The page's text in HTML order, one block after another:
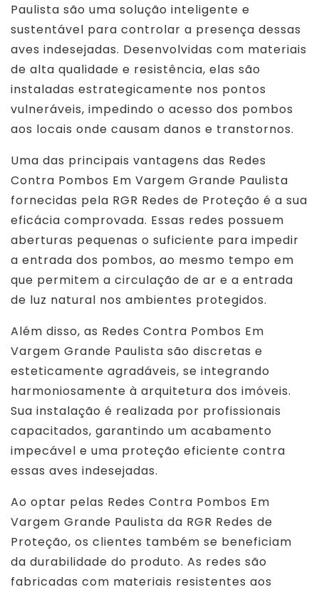
Paulista são uma solução inteligente e
sustentável para controlar a presença dessas
aves indesejadas. Desenvolvidas com materiais
de alta qualidade e resistência, elas são
instaladas estrategicamente nos pontos
vulneráveis, impedindo o acesso dos pombos
aos locais onde causam danos e transtornos.
Uma das principais vantagens das Redes
Contra Pombos Em Vargem Grande Paulista
fornecidas pela RGR Redes de Proteção é a sua
eficácia comprovada. Essas redes possuem
aberturas pequenas o suficiente para impedir
a entrada dos pombos, ao mesmo tempo em
que permitem a circulação de ar e a entrada
de luz natural nos ambientes protegidos.
Além disso, as Redes Contra Pombos Em
Vargem Grande Paulista são discretas e
esteticamente agradáveis, se integrando
harmoniosamente à arquitetura dos imóveis.
Sua instalação é realizada por profissionais
capacitados, garantindo um acabamento
impecável e uma proteção eficiente contra
essas aves indesejadas.
Ao optar pelas Redes Contra Pombos Em
Vargem Grande Paulista da RGR Redes de
Proteção, os clientes também se beneficiam
da durabilidade do produto. As redes são
fabricadas com materiais resistentes aos